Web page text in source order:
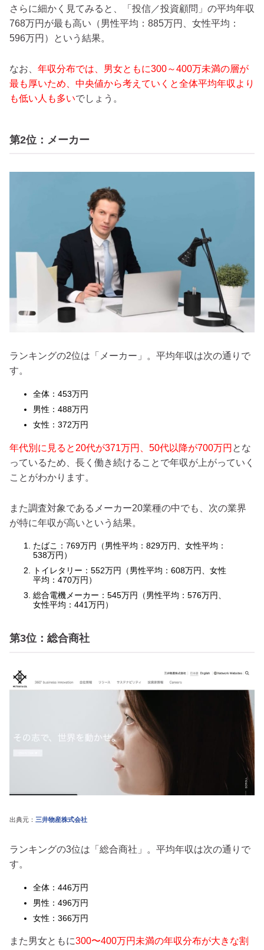
さらに細かく見てみると、「投信／投資顧問」の平均年収
768万円が最も高い（男性平均：885万円、女性平均：
596万円）という結果。
なお、 年収分布では、男女ともに300～400万未満の層が
最も厚いため、中央値から考えていくと全体平均年収より
も低い人も多いでしょう。
第2位：メーカー
ランキングの2位は「メーカー」。平均年収は次の通りで
す。
全体：453万円
男性：488万円
女性：372万円
年代別に見ると20代が371万円、50代以降が700万円 とな
っているため、長く働き続けることで年収が上がっていく
ことがわかります。
また調査対象であるメーカー20業種の中でも、次の業界
が特に年収が高いという結果。
たばこ：769万円（男性平均：829万円、女性平均：
538万円）
トイレタリー：552万円（男性平均：608万円、女性
平均：470万円）
総合電機メーカー：545万円（男性平均：576万円、
女性平均：441万円）
第3位：総合商社
出典元： 三井物産株式会社
ランキングの3位は「総合商社」。平均年収は次の通りで
す。
全体：446万円
男性：496万円
女性：366万円
また男女ともに300〜400万円未満の年収分布が大きな割